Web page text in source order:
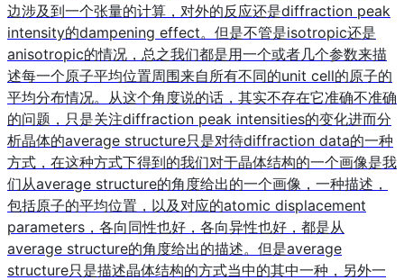
边涉及到一个张量的计算，对外的反应还是diffraction peak
intensity的dampening effect。但是不管是isotropic还是
anisotropic的情况，总之我们都是用一个或者几个参数来描
述每一个原子平均位置周围来自所有不同的unit cell的原子的
平均分布情况。从这个角度说的话，其实不存在它准确不准确
的问题，只是关注diffraction peak intensities的变化进而分
析晶体的average structure只是对待diffraction data的一种
方式，在这种方式下得到的我们对于晶体结构的一个画像是我
们从average structure的角度给出的一个画像，一种描述，
包括原子的平均位置，以及对应的atomic displacement
parameters，各向同性也好，各向异性也好，都是从
average structure的角度给出的描述。但是average
structure只是描述晶体结构的方式当中的其中一种，另外一